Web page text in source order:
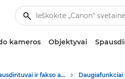
kameros Objektyvai
Verslo spausdintuvai ir fakso aparatai